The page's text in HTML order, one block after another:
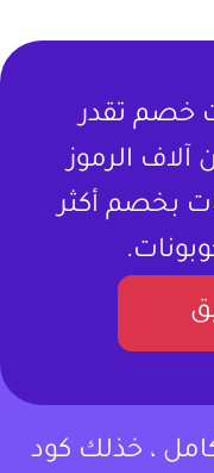
خصم تقدر
الرموز
بخصم أكثر
، خذلك كود